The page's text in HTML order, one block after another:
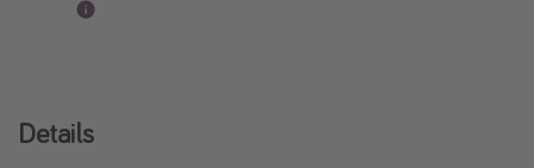
Details